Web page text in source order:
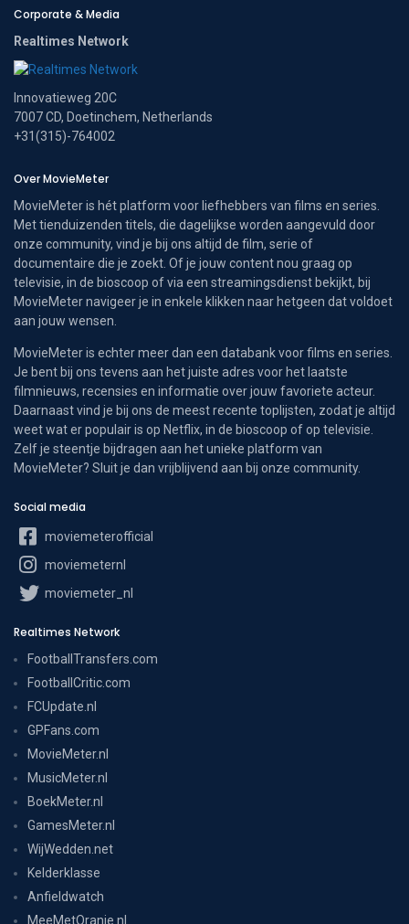
Corporate & Media
Realtimes Network
Innovatieweg 20C
7007 CD, Doetinchem, Netherlands
+31(315)-764002
Over MovieMeter
MovieMeter is hét platform voor liefhebbers van films en series.
Met tienduizenden titels, die dagelijkse worden aangevuld door
onze community, vind je bij ons altijd de film, serie of
documentaire die je zoekt. Of je jouw content nou graag op
televisie, in de bioscoop of via een streamingsdienst bekijkt, bij
MovieMeter navigeer je in enkele klikken naar hetgeen dat voldoet
aan jouw wensen.
MovieMeter is echter meer dan een databank voor films en series.
Je bent bij ons tevens aan het juiste adres voor het laatste
filmnieuws, recensies en informatie over jouw favoriete acteur.
Daarnaast vind je bij ons de meest recente toplijsten, zodat je altijd
weet wat er populair is op Netflix, in de bioscoop of op televisie.
Zelf je steentje bijdragen aan het unieke platform van
MovieMeter? Sluit je dan vrijblijvend aan bij onze community.
Social media
moviemeterofficial
moviemeternl
moviemeter_nl
Realtimes Network
FootballTransfers.com
FootballCritic.com
FCUpdate.nl
GPFans.com
MovieMeter.nl
MusicMeter.nl
BoekMeter.nl
GamesMeter.nl
WijWedden.net
Kelderklasse
Anfieldwatch
MeeMetOranje.nl